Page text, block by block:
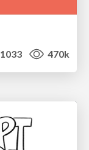
1033 470k